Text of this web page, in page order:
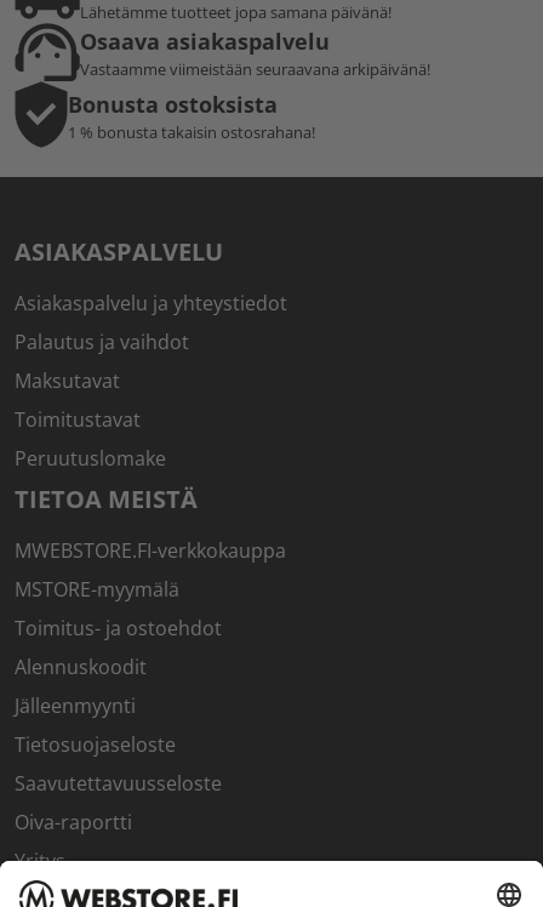
Lähetämme tuotteet jopa samana päivänä!
Osaava asiakaspalvelu
Vastaamme viimeistään seuraavana arkipäivänä!
Bonusta ostoksista
1 % bonusta takaisin ostosrahana!
ASIAKASPALVELU
Asiakaspalvelu ja yhteystiedot
Palautus ja vaihdot
Maksutavat
Toimitustavat
Peruutuslomake
TIETOA MEISTÄ
MWEBSTORE.FI-verkkokauppa
MSTORE-myymälä
Toimitus- ja ostoehdot
Alennuskoodit
Jälleenmyynti
Tietosuojaseloste
Saavutettavuusseloste
Oiva-raportti
Yritys